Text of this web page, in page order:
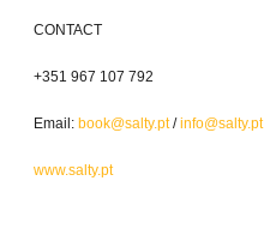
CONTACT
+351 967 107 792
Email: book@salty.pt/info@salty.pt
www.salty.pt